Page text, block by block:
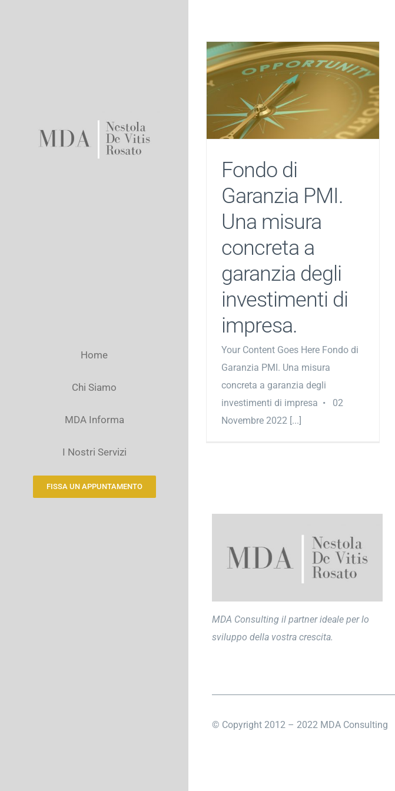
Home
Chi Siamo
MDA Informa
I Nostri Servizi
FISSA UN APPUNTAMENTO
Fondo di
Garanzia PMI.
Una misura
concreta a
garanzia degli
investimenti di
impresa.
Your Content Goes Here Fondo di
Garanzia PMI. Una misura
concreta a garanzia degli
investimenti di impresa • 02
Novembre 2022 [...]
MDA Consulting il partner ideale per lo
sviluppo della vostra crescita.
© Copyright 2012 – 2022 MDA Consulting